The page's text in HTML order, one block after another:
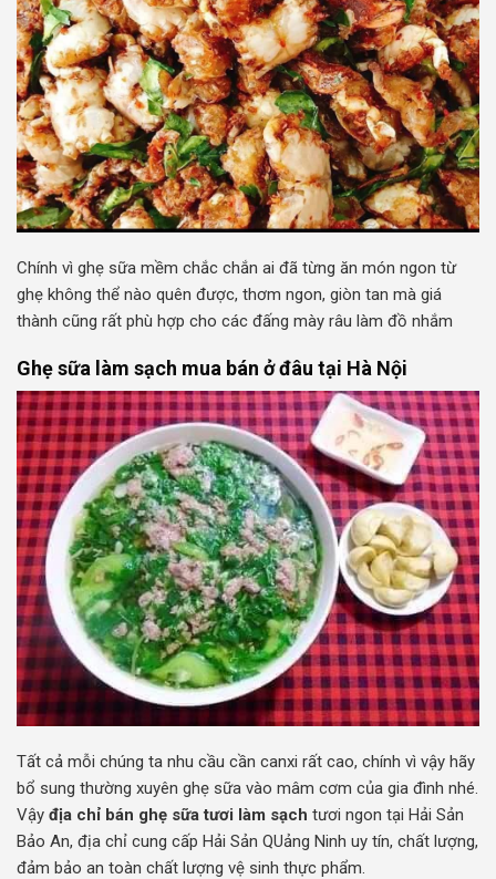
Chính vì ghẹ sữa mềm chắc chắn ai đã từng ăn món ngon từ
ghẹ không thể nào quên được, thơm ngon, giòn tan mà giá
thành cũng rất phù hợp cho các đấng mày râu làm đồ nhắm
Ghẹ sữa làm sạch mua bán ở đâu tại Hà Nội
Tất cả mỗi chúng ta nhu cầu cần canxi rất cao, chính vì vậy hãy
bổ sung thường xuyên ghẹ sữa vào mâm cơm của gia đình nhé.
Vậy địa chỉ bán ghẹ sữa tươi làm sạch tươi ngon tại Hải Sản
Bảo An, địa chỉ cung cấp Hải Sản QUảng Ninh uy tín, chất lượng,
đảm bảo an toàn chất lượng vệ sinh thực phẩm.